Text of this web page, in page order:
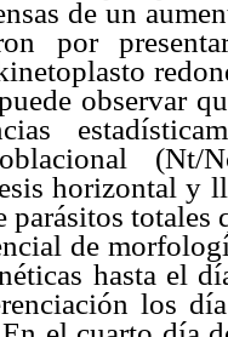
de un
por
observar
horizontal y
parásitos totales
de
hasta el
los